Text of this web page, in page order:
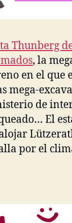
Thunberg
, la
en el que
mega-
de
El
por el